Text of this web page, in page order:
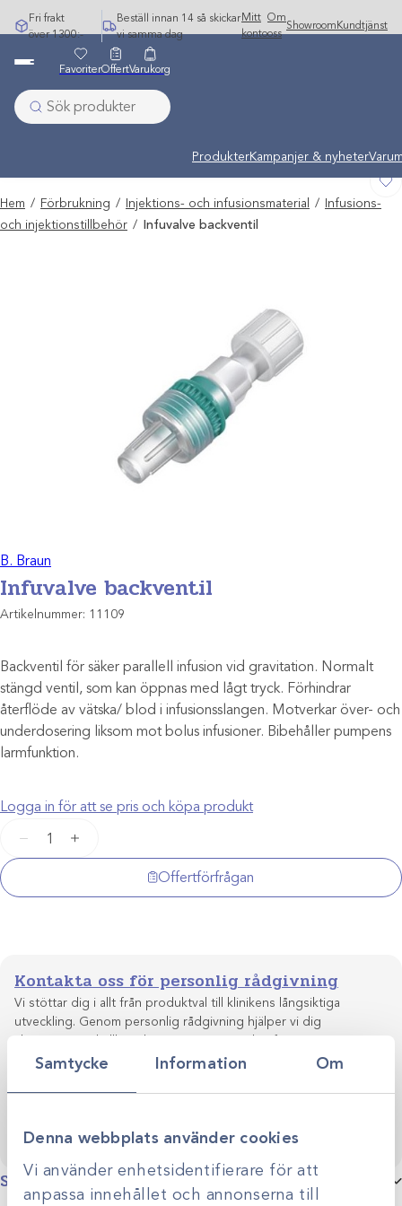
Samtycke Information Om
Denna webbplats använder cookies
Vi använder enhetsidentifierare för att
anpassa innehållet och annonserna till
Hoppa
till
Fri frakt
över 1300:-
Beställ innan 14 så skickar
vi samma dag
Mitt
konto
Om
oss
Showroom Kundtjänst
Undermeny stängd: Varumärken
ProdukterKampanjer & nyheter
FavoriterOffertVarukorg
Hem / Förbrukning / Injektions- och infusionsmaterial / Infusions-
och injektionstillbehör / Infuvalve backventil
B. Braun
Infuvalve backventil
Artikelnummer: 11109
Backventil för säker parallell infusion vid gravitation. Normalt
stängd ventil, som kan öppnas med lågt tryck. Förhindrar
återflöde av vätska/ blod i infusionsslangen. Motverkar över- och
underdosering liksom mot bolus infusioner. Bibehåller pumpens
larmfunktion.
Logga in för att se pris och köpa produkt
Infuvalve
mängd
+
Offertförfrågan
Specifikationer
Kontakta oss för personlig rådgivning
Vi stöttar dig i allt från produktval till klinikens långsiktiga
utveckling. Genom personlig rådgivning hjälper vi dig
skapa smarta, hållbara lösningar anpassade efter just er
verksamhet.